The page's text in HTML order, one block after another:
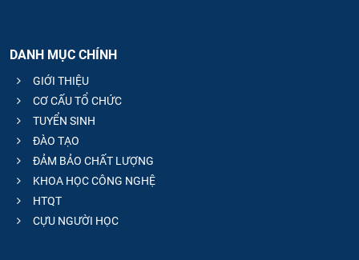
DANH MỤC CHÍNH
GIỚI THIỆU
CƠ CẤU TỔ CHỨC
TUYỂN SINH
ĐÀO TẠO
ĐẢM BẢO CHẤT LƯỢNG
KHOA HỌC CÔNG NGHỆ
HTQT
CỰU NGƯỜI HỌC